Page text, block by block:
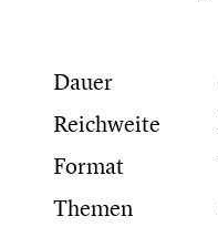
Dauer
Reichweite
Format
Themen